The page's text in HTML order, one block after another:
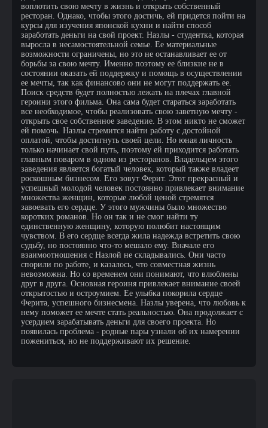
воплотить свою мечту в жизнь и открыть собственный
ресторан. Однако, чтобы этого достичь, ей придется пойти на
курсы для изучения японской кухни и найти способ
заработать деньги на свой проект. Назлы - студентка, которая
выросла в несамостоятельной семье. Ее материальные
возможности ограничены, но это не останавливает ее от
борьбы за свою мечту. Именно поэтому ее близкие не в
состоянии оказать ей поддержку и помощь в осуществлении
ее мечты, так как финансово они не могут поддержать ее.
Поиск средств будет полностью лежать на плечах главной
героини этого фильма. Она сама будет стараться заработать
все необходимое, чтобы реализовать свою заветную мечту -
открыть свое собственное заведение. В этом никто не сможет
ей помочь. Назлы стремится найти работу с достойной
оплатой, чтобы достигнуть своей цели. Но юная личность
только начинает свой путь, поэтому ей приходится работать
главным поваром в одном из ресторанов. Владельцем этого
заведения является богатый человек, который также владеет
роскошным бизнесом. Его зовут Ферит. Этот прекрасный и
успешный молодой человек постоянно привлекает внимание
множества женщин, которые любой ценой стремятся
завоевать его сердце. У этого мужчины было множество
коротких романов. Но он так и не смог найти ту
единственную женщину, которую полюбит настоящим
чувством. В его сердце всегда жила надежда встретить свою
судьбу, но постоянно что-то мешало ему. Вначале его
взаимоотношения с Назлой не складывались. Они часто
спорили по работе, и казалось, что совместная жизнь
невозможна. Но со временем они понимают, что влюблены
друг в друга. Основная героиня привлекает внимание своей
открытостью и остроумием. Ее улыбка покорила сердце
Ферита, успешного бизнесмена. Назлы уверена, что любовь к
нему поможет ее мечте стать реальностью. Она продолжает с
усердием зарабатывать деньги для своего проекта. Но
появилась проблема - родные пары узнали об их намерении
пожениться, но не поддерживают их решение.